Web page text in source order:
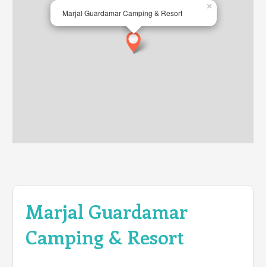
Marjal Guardamar
Camping & Resort
Marjal Guardamar Camping & Resort
×